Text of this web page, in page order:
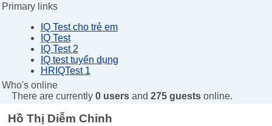
Primary links
IQ Test cho trẻ em
IQ Test
IQ Test 2
IQ test tuyển dụng
HRIQTest 1
Who's online
There are currently 0 usersand 275 guestsonline.
Hồ Thị Diễm Chinh